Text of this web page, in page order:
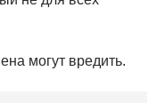
могут вредить.